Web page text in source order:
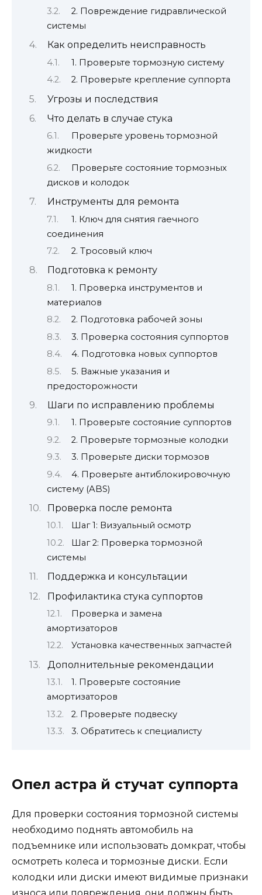
2. Повреждение гидравлической
системы
Как определить неисправность
1. Проверьте тормозную систему
2. Проверьте крепление суппорта
Угрозы и последствия
Что делать в случае стука
Проверьте уровень тормозной
жидкости
Проверьте состояние тормозных
дисков и колодок
Инструменты для ремонта
1. Ключ для снятия гаечного
соединения
2. Тросовый ключ
Подготовка к ремонту
1. Проверка инструментов и
материалов
2. Подготовка рабочей зоны
3. Проверка состояния суппортов
4. Подготовка новых суппортов
5. Важные указания и
предосторожности
Шаги по исправлению проблемы
1. Проверьте состояние суппортов
2. Проверьте тормозные колодки
3. Проверьте диски тормозов
4. Проверьте антиблокировочную
систему (ABS)
Проверка после ремонта
Шаг 1: Визуальный осмотр
Шаг 2: Проверка тормозной
системы
Поддержка и консультации
Профилактика стука суппортов
Проверка и замена
амортизаторов
Установка качественных запчастей
Дополнительные рекомендации
1. Проверьте состояние
амортизаторов
2. Проверьте подвеску
3. Обратитесь к специалисту
Опел астра й стучат суппорта
Для проверки состояния тормозной системы
необходимо поднять автомобиль на
подъемнике или использовать домкрат, чтобы
осмотреть колеса и тормозные диски. Если
колодки или диски имеют видимые признаки